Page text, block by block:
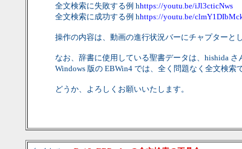
全文検索に失敗する例 hhttps://youtu.be/iJl3cticNws
全文検索に成功する例 hhttps://youtu.be/
操作の内容は、動画の進行状況バーにチャプターと
なお、辞書に使用している聖書データは、hishida
Windows 版の EBWin4 では、全く問題なく全文検
どうか、よろしくお願いいたします。